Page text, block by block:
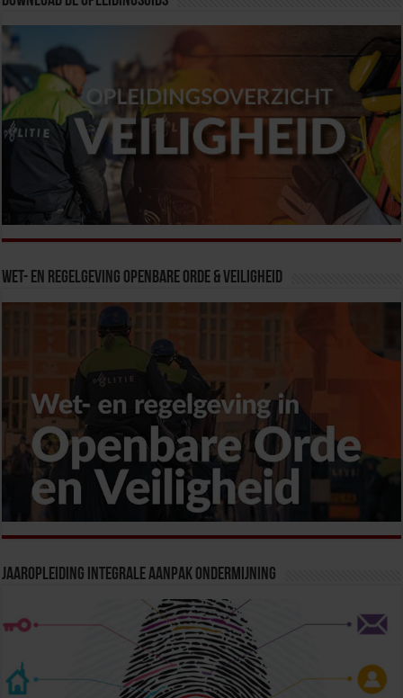
Wet- en Regelgeving Openbare Orde & Veiligheid
Jaaropleiding Integrale Aanpak Ondermijning